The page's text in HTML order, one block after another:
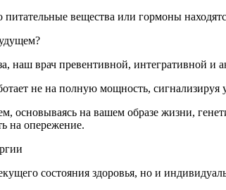
вещества или гормоны
наш врач превентивной, интегративной и
не на полную мощность,
основываясь на вашем образе жизни,
на опережение.
состояния здоровья, но и